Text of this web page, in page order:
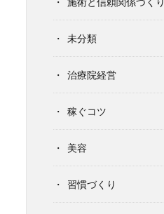
未分類
治療院経営
稼ぐコツ
美容
習慣づくり